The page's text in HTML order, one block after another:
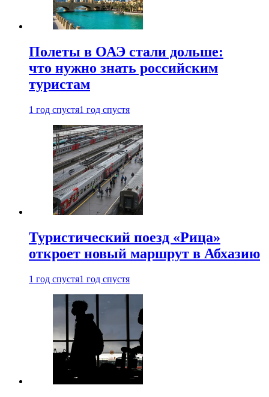
Полеты в ОАЭ стали дольше:
что нужно знать российским
туристам
1 год спустя1 год спустя
Туристический поезд «Рица»
откроет новый маршрут в Абхазию
1 год спустя1 год спустя